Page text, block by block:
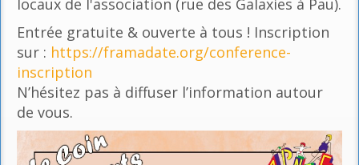
locaux de l'association (rue des Galaxies à Pau).
Entrée gratuite & ouverte à tous ! Inscription
sur : https://framadate.org/conference-
inscription
N’hésitez pas à diffuser l’information autour
de vous.